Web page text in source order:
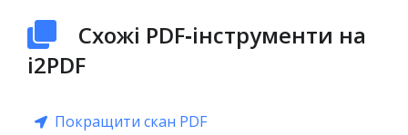
Схожі PDF‑інструменти на
i2PDF
Покращити скан PDF